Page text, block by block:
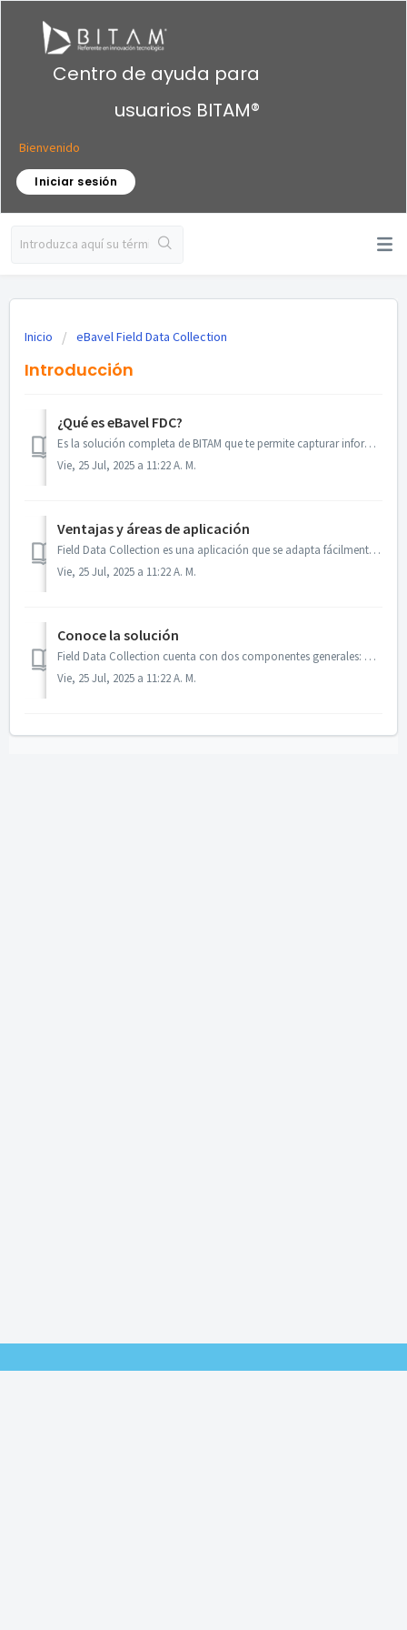
Centro de ayuda para
usuarios BITAM®
Bienvenido
Iniciar sesión
Inicio eBavel Field Data Collection
Introducción
¿Qué es eBavel FDC?
Es la solución completa de BITAM que te permite capturar información a través de dispositivos móviles y navegadores web. Recolectar datos en campo puede...
Vie, 25 Jul, 2025 a 11:22 A. M.
Ventajas y áreas de aplicación
Field Data Collection es una aplicación que se adapta fácilmente para su uso por organizaciones que tienen procesos de levantamiento de información por medi...
Vie, 25 Jul, 2025 a 11:22 A. M.
Conoce la solución
Field Data Collection cuenta con dos componentes generales: Módulo de administración El cual permite la construcción de formas electrónicas, administra...
Vie, 25 Jul, 2025 a 11:22 A. M.